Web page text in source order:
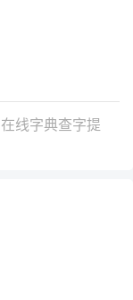
在线字典查字提